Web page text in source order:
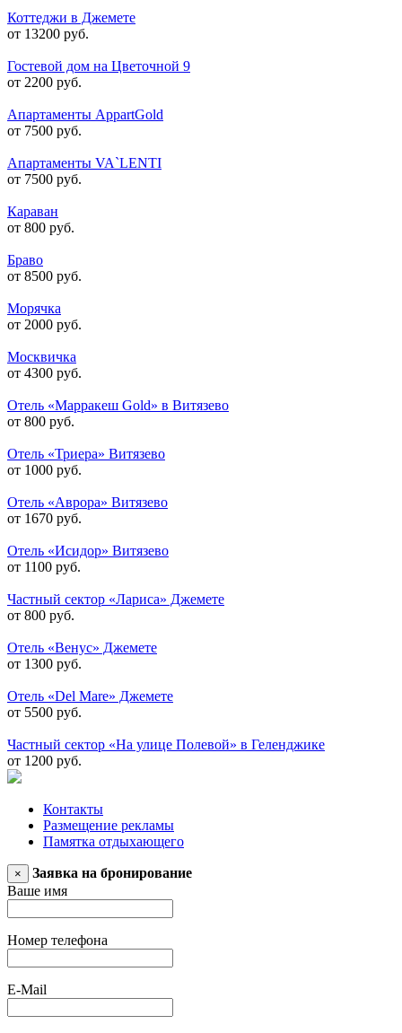
Коттеджи в Джемете
от 13200 руб.
Гостевой дом на Цветочной 9
от 2200 руб.
Апартаменты AppartGold
от 7500 руб.
Апартаменты VA`LENTI
от 7500 руб.
Караван
от 800 руб.
Браво
от 8500 руб.
Морячка
от 2000 руб.
Москвичка
от 4300 руб.
Отель «Марракеш Gold» в Витязево
от 800 руб.
Отель «Триера» Витязево
от 1000 руб.
Отель «Аврора» Витязево
от 1670 руб.
Отель «Исидор» Витязево
от 1100 руб.
Частный сектор «Лариса» Джемете
от 800 руб.
Отель «Венус» Джемете
от 1300 руб.
Отель «Del Mare» Джемете
от 5500 руб.
Частный сектор «На улице Полевой» в Геленджике
от 1200 руб.
Контакты
Размещение рекламы
Памятка отдыхающего
×
Заявка на бронирование
Ваше имя
Номер телефона
E-Mail